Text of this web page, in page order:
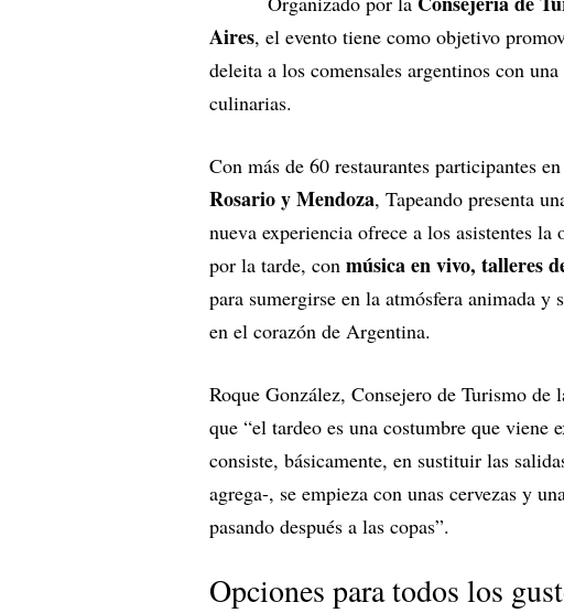
Aires, el evento tiene como objetivo
deleita a los comensales argentinos con
culinarias.
Con más de 60 restaurantes participantes
Rosario y Mendoza, Tapeando presenta
nueva experiencia ofrece a los asistentes
por la tarde, con música en vivo, talleres
para sumergirse en la atmósfera animada y
en el corazón de Argentina.
Roque González, Consejero de Turismo
que “el tardeo es una costumbre que viene
consiste, básicamente, en sustituir las
agrega-, se empieza con unas cervezas y
pasando después a las copas”.
Opciones para todos los